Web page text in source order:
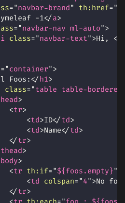
="navbar-brand" th: href="
-1
</a>
="navbar-nav ml-auto">
class="navbar-text">Hi, <
="container">
Foos: </h1>
class="table table-
>
<tr>
<td>ID</td>
<td>Name</td>
</tr>
thead>
>
<tr th: if="${foos.empty}"
<td colspan="4">No
</tr>